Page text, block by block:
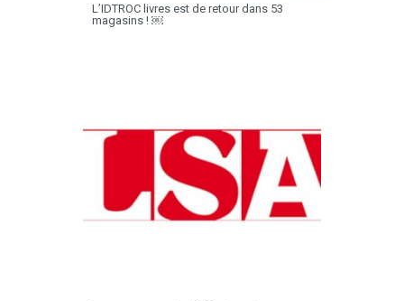
L’IDTROC livres est de retour dans 53
magasins ! ￼